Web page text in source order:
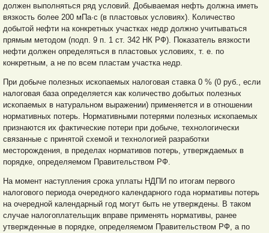
должен выполняться ряд условий. Добываемая нефть должна иметь
вязкость более 200 мПа∙с (в пластовых условиях). Количество
добытой нефти на конкретных участках недр должно учитываться
прямым методом (подп. 9 п. 1 ст. 342 НК РФ). Показатель вязкости
нефти должен определяться в пластовых условиях, т. е. по
конкретным, а не по всем пластам участка недр.
При добыче полезных ископаемых налоговая ставка 0 % (0 руб., если
налоговая база определяется как количество добытых полезных
ископаемых в натуральном выражении) применяется и в отношении
нормативных потерь. Нормативными потерями полезных ископаемых
признаются их фактические потери при добыче, технологически
связанные с принятой схемой и технологией разработки
месторождения, в пределах нормативов потерь, утверждаемых в
порядке, определяемом Правительством РФ.
На момент наступления срока уплаты НДПИ по итогам первого
налогового периода очередного календарного года нормативы потерь
на очередной календарный год могут быть не утверждены. В таком
случае налогоплательщик вправе применять нормативы, ранее
утвержденные в порядке, определяемом Правительством РФ, а по